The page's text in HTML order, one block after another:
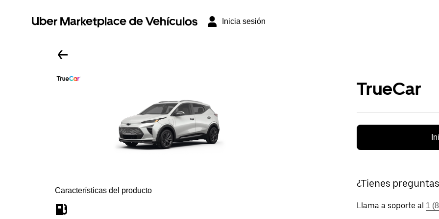
Uber Marketplace de Vehículos Inicia sesión
Características del producto
TrueCar
¿Tienes
Llama a soporte al 1